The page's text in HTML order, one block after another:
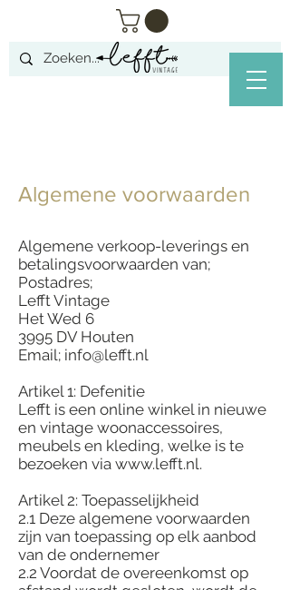
Algemene voorwaarden
Algemene verkoop-leverings en
betalingsvoorwaarden van;
Postadres;
Lefft Vintage
Het Wed 6
3995 DV Houten
Email; info@lefft.nl
Artikel 1: Defenitie
Lefft is een online winkel in nieuwe
en vintage woonaccessoires,
meubels en kleding, welke is te
bezoeken via www.lefft.nl.
Artikel 2: Toepasselijkheid
2.1 Deze algemene voorwaarden
zijn van toepassing op elk aanbod
van de ondernemer
2.2 Voordat de overeenkomst op